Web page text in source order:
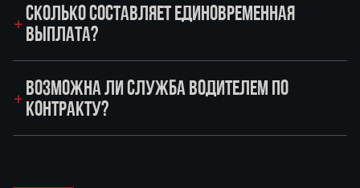
СКОЛЬКО СОСТАВЛЯЕТ ЕДИНОВРЕМЕННАЯ
ВЫПЛАТА?
ВОЗМОЖНА ЛИ СЛУЖБА ВОДИТЕЛЕМ ПО
КОНТРАКТУ?